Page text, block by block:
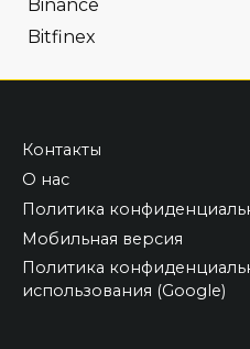
Binance
Bitfinex
Контакты
О нас
Политика
Мобильная версия
Политика
использования (Google)